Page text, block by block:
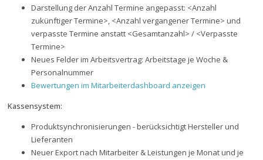
Darstellung der Anzahl Termine angepasst: <Anzahl
zukünftiger Termine>, <Anzahl vergangener Termine> und
verpasste Termine anstatt <Gesamtanzahl> / <Verpasste
Termine>
Neues Felder im Arbeitsvertrag: Arbeitstage je Woche &
Personalnummer
Bewertungen im Mitarbeiterdashboard anzeigen
Kassensystem:
Produktsynchronisierungen - berücksichtigt Hersteller und
Lieferanten
Neuer Export nach Mitarbeiter & Leistungen je Monat und je